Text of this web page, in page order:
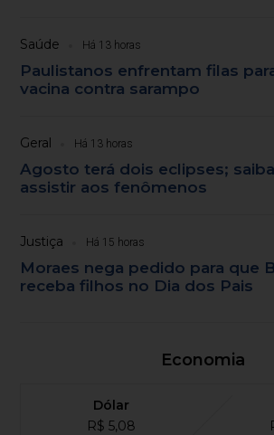
Saúde Há 13 horas
Paulistanos enfrentam filas
vacina contra sarampo
Geral Há 13 horas
Agosto terá dois eclipses;
assistir aos fenômenos
Justiça Há 15 horas
Moraes nega pedido para que
receba filhos no Dia dos Pais
Economia
Dólar
R$ 5,08